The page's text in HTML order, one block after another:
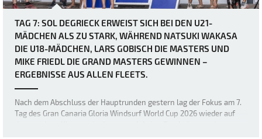
TAG 7: SOL DEGRIECK ERWEIST SICH BEI DEN U21-
MÄDCHEN ALS ZU STARK, WÄHREND NATSUKI WAKASA
DIE U18-MÄDCHEN, LARS GOBISCH DIE MASTERS UND
MIKE FRIEDL DIE GRAND MASTERS GEWINNEN –
ERGEBNISSE AUS ALLEN FLEETS.
Nach dem Abschluss der Hauptrunden gestern lag der Fokus am 7.
Tag des Gran Canaria Gloria Windsurf World Cup 2026 wieder auf